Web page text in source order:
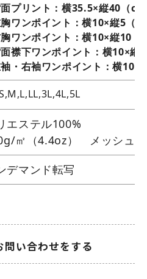
プリント：横35.5×縦40（
ワンポイント：横10×縦5（
ワンポイント：横10×縦10（
襟下ワンポイント：横10×縦
・右袖ワンポイント：横10×
エステル100%
㎡（4.4oz） メッシュ
デマンド転写
問い合わせをする